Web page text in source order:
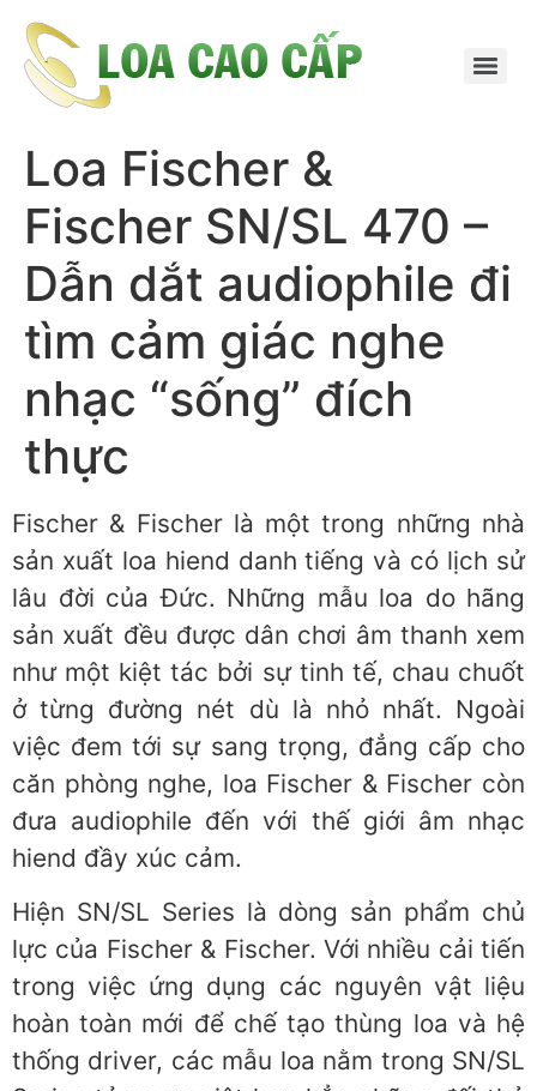
Loa Fischer &
Fischer SN/SL 470 –
Dẫn dắt audiophile đi
tìm cảm giác nghe
nhạc “sống” đích
thực
Fischer & Fischer là một trong những nhà
sản xuất loa hiend danh tiếng và có lịch sử
lâu đời của Đức. Những mẫu loa do hãng
sản xuất đều được dân chơi âm thanh xem
như một kiệt tác bởi sự tinh tế, chau chuốt
ở từng đường nét dù là nhỏ nhất. Ngoài
việc đem tới sự sang trọng, đẳng cấp cho
căn phòng nghe, loa Fischer & Fischer còn
đưa audiophile đến với thế giới âm nhạc
hiend đầy xúc cảm.
Hiện SN/SL Series là dòng sản phẩm chủ
lực của Fischer & Fischer. Với nhiều cải tiến
trong việc ứng dụng các nguyên vật liệu
hoàn toàn mới để chế tạo thùng loa và hệ
thống driver, các mẫu loa nằm trong SN/SL